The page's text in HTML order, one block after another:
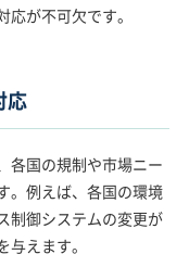
が不可欠です。
応
各国の規制や市場ニー
。例えば、各国の環境
制御システムの変更が
えます。